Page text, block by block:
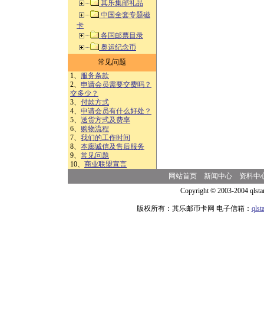
其乐集邮礼品
中国全套专题磁
卡
各国邮票目录
奥运纪念币
常见问题
1、 服务条款
2、 申请会员需要交费吗？
交多少？
3、 付款方式
4、 申请会员有什么好处？
5、 送货方式及费率
6、 购物流程
7、 我们的工作时间
8、 本廊诚信及售后服务
9、 常见问题
10、 商业联盟宣言
网站首页 新闻中心
资料中
Copyright © 2003-2004
版权所有：其乐邮币卡网 电子信箱：